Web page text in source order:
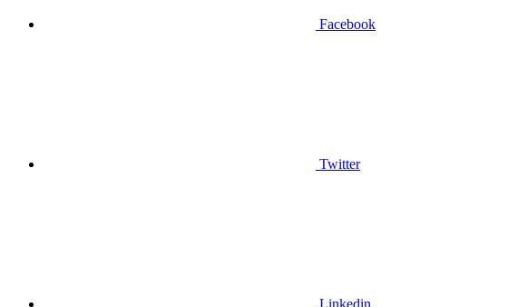
Facebook
Twitter
Linkedin